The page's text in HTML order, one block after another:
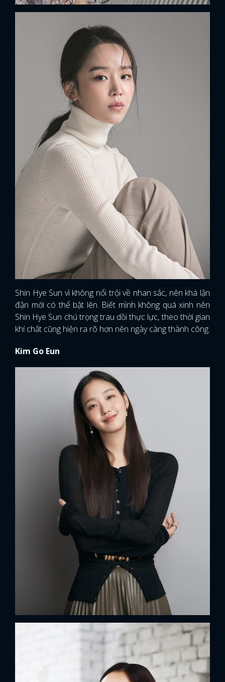
Shin Hye Sun vì không nổi trội về nhan sắc, nên khá lận
đận mới có thể bật lên. Biết mình không quá xinh nên
Shin Hye Sun chú trọng trau dồi thực lực, theo thời gian
khí chất cũng hiện ra rõ hơn nên ngày càng thành công.
Kim Go Eun